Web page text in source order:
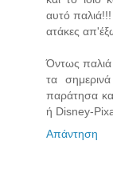
αυτό παλιά!!!
ατάκες
Όντως παλιά
τα
παράτησα
ή Disney-
Απάντηση